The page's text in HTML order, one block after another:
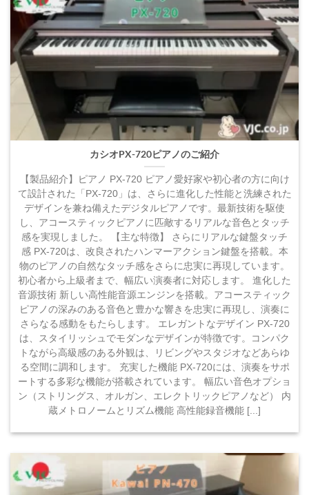
カシオPX-720ピアノのご紹介
【製品紹介】ピアノ PX-720 ピアノ愛好家や初心者の方に向け
て設計された「PX-720」は、さらに進化した性能と洗練された
デザインを兼ね備えたデジタルピアノです。最新技術を駆使
し、アコースティックピアノに匹敵するリアルな音色とタッチ
感を実現しました。 【主な特徴】 さらにリアルな鍵盤タッチ
感 PX-720は、改良されたハンマーアクション鍵盤を搭載。本
物のピアノの自然なタッチ感をさらに忠実に再現しています。
初心者から上級者まで、幅広い演奏者に対応します。 進化した
音源技術 新しい高性能音源エンジンを搭載。アコースティック
ピアノの深みのある音色と豊かな響きを忠実に再現し、演奏に
さらなる感動をもたらします。 エレガントなデザイン PX-720
は、スタイリッシュでモダンなデザインが特徴です。コンパク
トながら高級感のある外観は、リビングやスタジオなどあらゆ
る空間に調和します。 充実した機能 PX-720には、演奏をサポ
ートする多彩な機能が搭載されています。 幅広い音色オプショ
ン（ストリングス、オルガン、エレクトリックピアノなど） 内
蔵メトロノームとリズム機能 高性能録音機能 [...]